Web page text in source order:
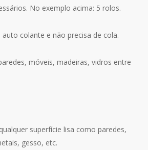
No exemplo acima: 5 rolos.
colante e não precisa de cola.
móveis, madeiras, vidros entre
superfície lisa como paredes,
gesso, etc.